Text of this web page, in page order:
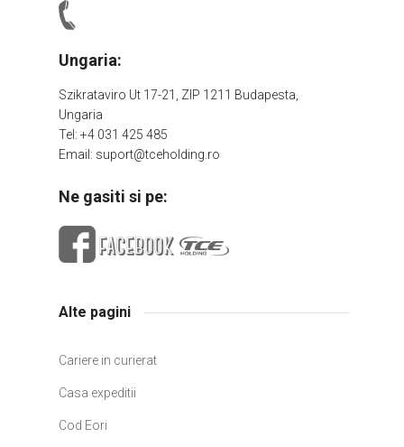
Ungaria:
Szikrataviro Ut 17-21, ZIP 1211 Budapesta,
Ungaria
Tel: +4 031 425 485
Email: suport@tceholding.ro
Ne gasiti si pe:
Alte pagini
Cariere in curierat
Casa expeditii
Cod Eori